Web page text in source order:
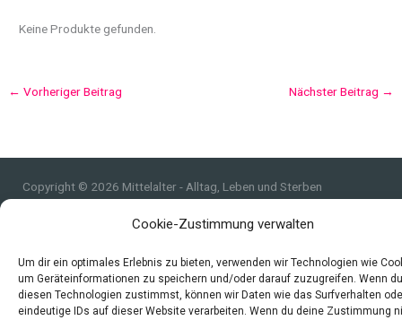
Cookie-Zustimmung verwalten
Um dir ein optimales Erlebnis zu bieten, verwenden wir Technologien wie
um Geräteinformationen zu speichern und/oder darauf zuzugreifen. Wenn du
diesen Technologien zustimmst, können wir Daten wie das Surfverhalten
eindeutige IDs auf dieser Website verarbeiten. Wenn du deine Zustimmung
Keine Produkte gefunden.
← Vorheriger Beitrag Nächster Beitrag →
Copyright © 2026 Mittelalter - Alltag, Leben und Sterben
Impressum
Quellen
Index